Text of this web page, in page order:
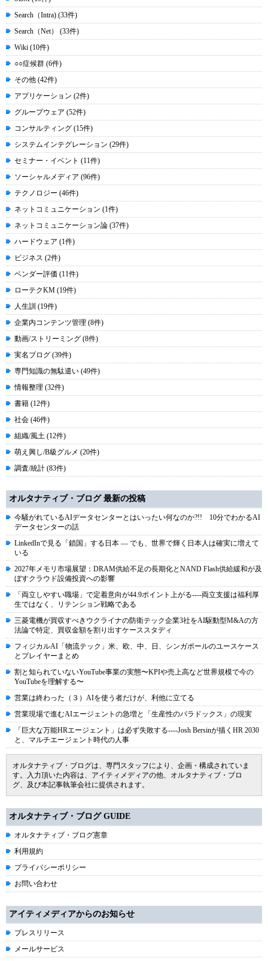
Search（Intra) (33件)
Search（Net） (33件)
Wiki (10件)
○○症候群 (6件)
その他 (42件)
アプリケーション (2件)
グループウェア (52件)
コンサルティング (15件)
システムインテグレーション (29件)
セミナー・イベント (11件)
ソーシャルメディア (96件)
テクノロジー (46件)
ネットコミュニケーション (1件)
ネットコミュニケーション論 (37件)
ハードウェア (1件)
ビジネス (2件)
ベンダー評価 (11件)
ローテクKM (19件)
人生訓 (19件)
企業内コンテンツ管理 (8件)
動画/ストリーミング (8件)
実名ブログ (39件)
専門知識の無駄遣い (49件)
情報整理 (32件)
書籍 (12件)
社会 (46件)
組織/風土 (12件)
萌え興し/B級グルメ (20件)
調査/統計 (83件)
オルタナティブ・ブログ 最新の投稿
今騒がれているAIデータセンターとはいったい何なのか?!! 10分でわかるAI
データセンターの話
LinkedInで見る「鎖国」する日本 ― でも、世界で輝く日本人は確実に増えて
いる
2027年メモリ市場展望：DRAM供給不足の長期化とNAND Flash供給緩和が及
ぼすクラウド設備投資への影響
「両立しやすい職場」で定着意向が44.9ポイント上がる----両立支援は福利厚
生ではなく、リテンション戦略である
三菱電機が買収すべきウクライナの防衛テック企業3社をAI駆動型M&Aの方
法論で特定、買収金額を割り出すケーススタディ
フィジカルAI「物流テック」米、欧、中、日、シンガポールのユースケース
とプレイヤーまとめ
割と知られていないYouTube事業の実態〜KPIや売上高など世界規模で今の
YouTubeを理解する〜
営業は終わった（３）AIを使う者だけが、利他に立てる
営業現場で進むAIエージェントの急増と「生産性のパラドックス」の現実
「巨大な万能HRエージェント」は必ず失敗する----Josh Bersinが描くHR 2030
と、マルチエージェント時代の人事
オルタナティブ・ブログは、専門スタッフにより、企画・構成されていま
す。入力頂いた内容は、アイティメディアの他、オルタナティブ・ブロ
グ、及び本記事執筆会社に提供されます。
オルタナティブ・ブログ GUIDE
オルタナティブ・ブログ憲章
利用規約
プライバシーポリシー
お問い合わせ
アイティメディアからのお知らせ
プレスリリース
メールサービス